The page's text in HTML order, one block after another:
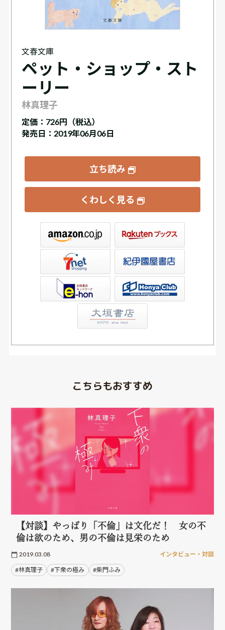
文春文庫
ペット・ショップ・スト
ーリー
林真理子
定価： 726円（税込）
発売日：2019年06月06日
立ち読み
くわしく見る
書店ウェブストア
こちらもおすすめ
【対談】やっぱり「不倫」は文化だ！ 女の不
倫は欲のため、男の不倫は見栄のため
2019.03.08 インタビュー・対談
#林真理子 #下衆の極み #柴門ふみ